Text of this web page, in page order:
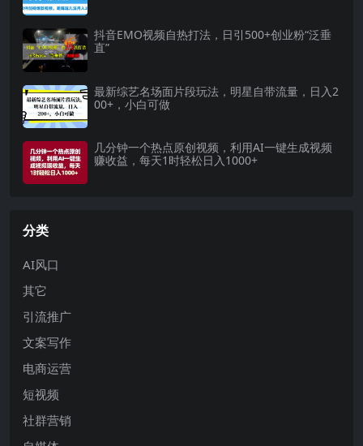
抖音EMO视频自热打法，日引500+创业粉“泛垂
直”
最新综艺名场面片段玩法，明星自带流量，日入2
00+，小白可做
几分钟一个热点原创视频，利用AI一键生成视频
赚收益，每天1时轻松日入1000+
分类
AI风口
其它
引流推广
文案写作
电商运营
短视频
社群营销